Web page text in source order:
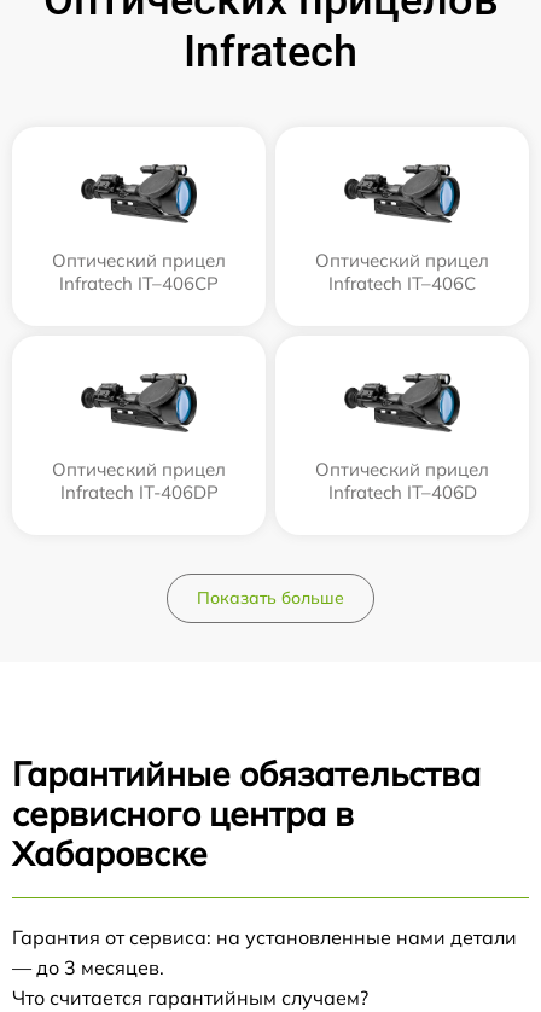
Infratech
Оптический прицел
Infratech IT–406СP
Оптический прицел
Infratech IT–406С
Оптический прицел
Infratech IT-406DP
Оптический прицел
Infratech IT–406D
Показать больше
Гарантийные обязательства
сервисного центра в
Хабаровске
Гарантия от сервиса: на установленные нами детали
— до 3 месяцев.
Что считается гарантийным случаем?